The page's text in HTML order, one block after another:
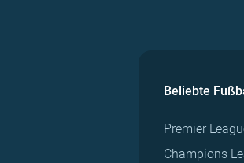
Beliebte
Premier
Champions